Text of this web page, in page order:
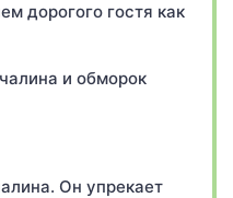
дорогого гостя как
и обморок
Он упрекает